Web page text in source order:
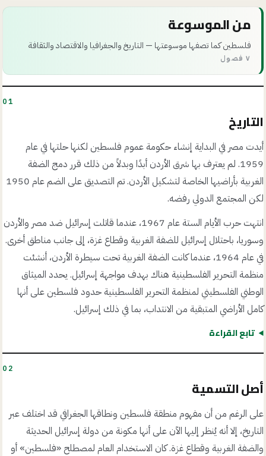
من الموسوعة
فلسطين كما تصفها موسوعتها — التاريخ والجغرافيا والاقتصاد والثقافة
٧ فصول
01
التاريخ
أيدت مصر في البداية إنشاء حكومة عموم فلسطين لكنها حلتها في عام
1959. لم يعترف بها شرق الأردن أبدًا وبدلاً من ذلك قرر دمج الضفة
الغربية بأراضيها الخاصة لتشكيل الأردن. تم التصديق على الضم عام 1950
لكن المجتمع الدولي رفضه.
انتهت حرب الأيام الستة عام 1967، عندما قاتلت إسرائيل ضد مصر والأردن
وسوريا، باحتلال إسرائيل للضفة الغربية وقطاع غزة، إلى جانب مناطق أخرى.
في عام 1964، عندما كانت الضفة الغربية تحت سيطرة الأردن، أنشئت
منظمة التحرير الفلسطينية هناك بهدف مواجهة إسرائيل. يحدد الميثاق
الوطني الفلسطيني لمنظمة التحرير الفلسطينية حدود فلسطين على أنها
كامل الأراضي المتبقية من الانتداب، بما في ذلك إسرائيل.
تابع القراءة
02
أصل التسمية
على الرغم من أن مفهوم منطقة فلسطين ونطاقها الجغرافي قد اختلف عبر
التاريخ، إلا أنه يُنظر إليها الآن على أنها مكونة من دولة إسرائيل الحديثة
والضفة الغربية وقطاع غزة. كان الاستخدام العام لمصطلح «فلسطين» أو